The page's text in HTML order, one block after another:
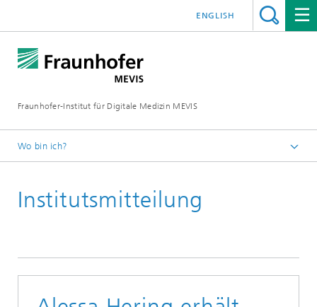
Fraunhofer-Institut für Digitale Medizin MEVIS
ENGLISH
Wo bin ich?
News & Media
Institutsmitteilung